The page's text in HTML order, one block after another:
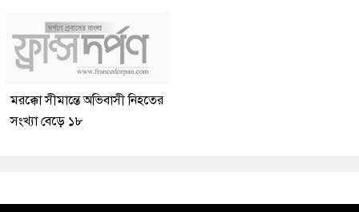
মরক্কো সীমান্তে অভিবাসী নিহতের
সংখ্যা বেড়ে ১৮